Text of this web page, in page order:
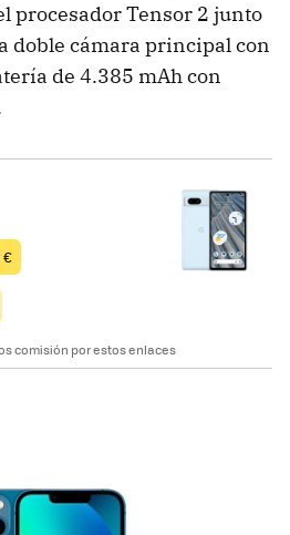
procesador Tensor 2 junto
doble cámara principal con
de 4.385 mAh con
€
comisión por estos enlaces